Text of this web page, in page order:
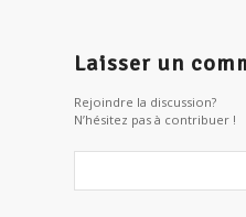
Laisser un
Rejoindre la discussion?
N’hésitez pas à contribuer !